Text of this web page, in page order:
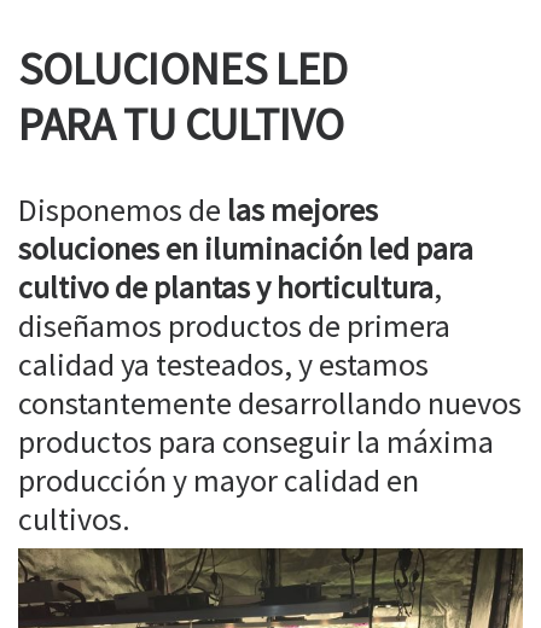
SOLUCIONES LED
PARA TU CULTIVO
Disponemos de las mejores
soluciones en iluminación led para
cultivo de plantas y horticultura,
diseñamos productos de primera
calidad ya testeados, y estamos
constantemente desarrollando nuevos
productos para conseguir la máxima
producción y mayor calidad en
cultivos.